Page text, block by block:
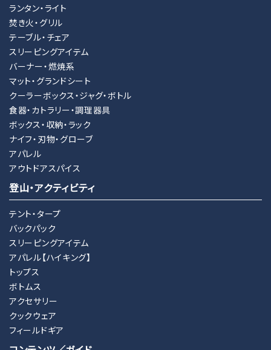
ランタン・ライト
焚き火・グリル
テーブル・チェア
スリーピングアイテム
バーナー・燃焼系
マット・グランドシート
クーラーボックス・ジャグ・ボトル
食器・カトラリー・調理器具
ボックス・収納・ラック
ナイフ・刃物・グローブ
アパレル
アウトドアスパイス
登山・アクティビティ
テント・タープ
バックパック
スリーピングアイテム
アパレル【ハイキング】
トップス
ボトムス
アクセサリー
クックウェア
フィールドギア